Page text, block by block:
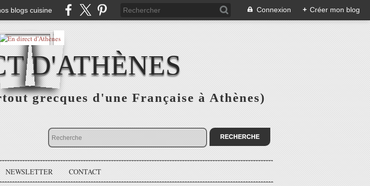
blogs cuisine Connexion + Créer mon blog
D'ATHÈNES
grecques d'une Française à Athènes)
NEWSLETTER CONTACT